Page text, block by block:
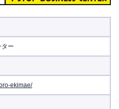
ー
ekimae/